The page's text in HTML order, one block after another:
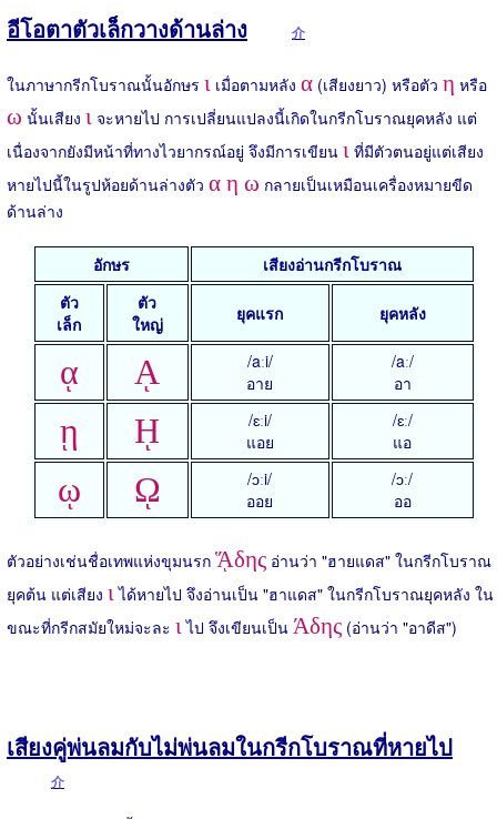
อีโอตาตัวเล็กวางด้านล่าง 介
ในภาษากรีกโบราณนั้นอักษร ι เมื่อตามหลัง α (เสียงยาว) หรือตัว η หรือ
ω นั้นเสียง ι จะหายไป การเปลี่ยนแปลงนี้เกิดในกรีกโบราณยุคหลัง แต่
เนื่องจากยังมีหน้าที่ทางไวยากรณ์อยู่ จึงมีการเขียน ι ที่มีตัวตนอยู่แต่เสียง
หายไปนี้ในรูปห้อยด้านล่างตัว α η ω กลายเป็นเหมือนเครื่องหมายขีด
ด้านล่าง
อักษร
เสียงอ่านกรีกโบราณ
ตัว
เล็ก
ตัว
ใหญ่
ยุคแรก ยุคหลัง
ᾳ ᾼ
/aːi/
อาย
/aː/
อา
ῃ ῌ
/ɛːi/
แอย
/ɛː/
แอ
ῳ ῼ
/ɔːi/
ออย
/ɔː/
ออ
ตัวอย่างเช่นชื่อเทพแห่งขุมนรก ᾍδης อ่านว่า "ฮายแดส" ในกรีกโบราณ
ยุคต้น แต่เสียง ιได้หายไป จึงอ่านเป็น "ฮาแดส" ในกรีกโบราณยุคหลัง ใน
ขณะที่กรีกสมัยใหม่จะละ ιไป จึงเขียนเป็น Άδης (อ่านว่า "อาดีส")
เสียงคู่พ่นลมกับไม่พ่นลมในกรีกโบราณที่หายไป
介